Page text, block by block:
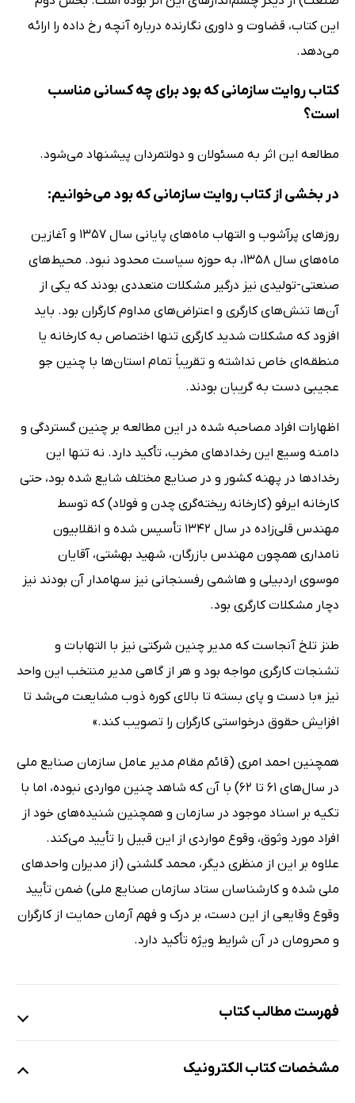
این کتاب، قضاوت و داوری نگارنده درباره آنچه رخ داده را ارائه
می‌دهد.
کتاب روایت سازمانی که بود برای چه کسانی مناسب
است؟
مطالعه این اثر به مسئولان و دولتمردان پیشنهاد می‌شود.
در بخشی از کتاب روایت سازمانی که بود می‌خوانیم:
روزهای پرآشوب و التهاب ماه‌های پایانی سال 1357 و آغازین
ماه‌های سال 1358، به حوزه سیاست محدود نبود. محیط‌های
صنعتی-تولیدی نیز درگیر مشکلات متعددی بودند که یکی از
آن‌ها تنش‌های کارگری و اعتراض‌های مداوم کارگران بود. باید
افزود که مشکلات شدید کارگری تنها اختصاص به کارخانه یا
منطقه‌ای خاص نداشته و تقریباً تمام استان‌ها با چنین جو
عجیبی دست به گریبان بودند.
اظهارات افراد مصاحبه شده در این مطالعه بر چنین گستردگی و
دامنه وسیع این رخدادهای مخرب، تأکید دارد. نه تنها این
رخدادها در پهنه کشور و در صنایع مختلف شایع شده بود، حتی
کارخانه ایرفو (کارخانه ریخته‌گری چدن و فولاد) که توسط
مهندس قلی‌زاده در سال 1342 تأسیس شده و انقلابیون
نامداری همچون مهندس بازرگان، شهید بهشتی، آقایان
موسوی اردبیلی و هاشمی رفسنجانی نیز سهامدار آن بودند نیز
دچار مشکلات کارگری بود.
طنز تلخ آنجاست که مدیر چنین شرکتی نیز با التهابات و
تشنجات کارگری مواجه بود و هر از گاهی مدیر منتخب این واحد
نیز «با دست و پای بسته تا بالای کوره ذوب مشایعت می‌شد تا
افزایش حقوق درخواستی کارگران را تصویب کند.»
همچنین احمد امری (قائم مقام مدیر عامل سازمان صنایع ملی
در سال‌های 61 تا 62) با آن که شاهد چنین مواردی نبوده، اما با
تکیه بر اسناد موجود در سازمان و همچنین شنیده‌های خود از
افراد مورد وثوق، وقوع مواردی از این قبیل را تأیید می‌کند.
علاوه بر این از منظری دیگر، محمد گلشنی (از مدیران واحدهای
ملی شده و کارشناسان ستاد سازمان صنایع ملی) ضمن تأیید
وقوع وقایعی از این دست، بر درک و فهم آرمان حمایت از کارگران
و محرومان در آن شرایط ویژه تأکید دارد.
فهرست مطالب کتاب
فصل اول: شکل‌گیری
مشخصات کتاب الکترونیک